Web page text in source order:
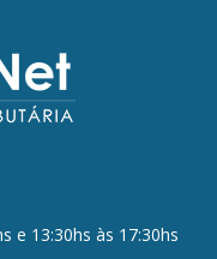
e 13:30hs às 17:30hs